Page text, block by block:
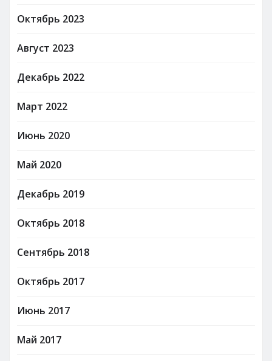
Октябрь 2023
Август 2023
Декабрь 2022
Март 2022
Июнь 2020
Май 2020
Декабрь 2019
Октябрь 2018
Сентябрь 2018
Октябрь 2017
Июнь 2017
Май 2017